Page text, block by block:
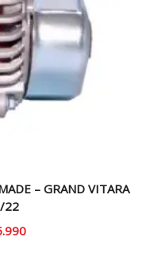
– GRAND VITARA
22
El